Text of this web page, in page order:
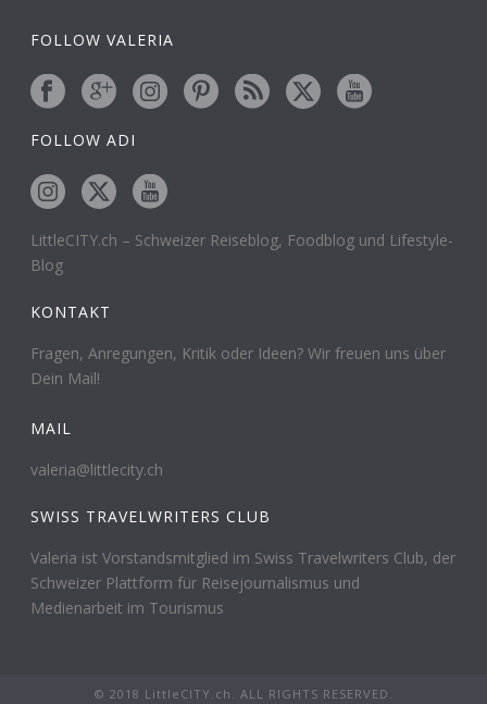
FOLLOW VALERIA
FOLLOW ADI
LittleCITY.ch – Schweizer Reiseblog, Foodblog und Lifestyle-
Blog
KONTAKT
Fragen, Anregungen, Kritik oder Ideen? Wir freuen uns über
Dein Mail!
MAIL
valeria@littlecity.ch
SWISS TRAVELWRITERS CLUB
Valeria ist Vorstandsmitglied im Swiss Travelwriters Club, der
Schweizer Plattform für Reisejournalismus und
Medienarbeit im Tourismus
© 2018 LittleCITY.ch. ALL RIGHTS RESERVED.